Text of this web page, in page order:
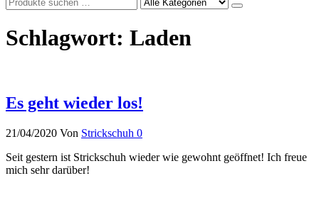
Schlagwort: Laden
Es geht wieder los!
21/04/2020 Von Strickschuh 0
Seit gestern ist Strickschuh wieder wie gewohnt geöffnet! Ich freue
mich sehr darüber!